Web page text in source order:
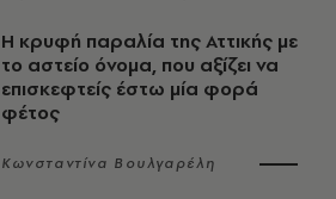
Η κρυφή παραλία της Αττικής με
το αστείο όνομα, που αξίζει να
επισκεφτείς έστω μία φορά
φέτος
Κωνσταντίνα Βουλγαρέλη